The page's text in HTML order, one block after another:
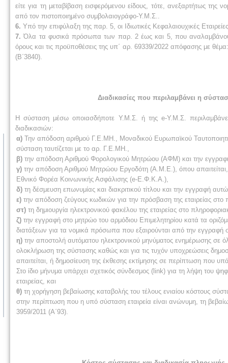
είτε για τη μεταβίβαση εισφερόμενου είδους, τότε, ανεξαρτήτως
από τον πιστοποιημένο συμβολαιογράφο-Υ.Μ.Σ..
6. Υπό την επιφύλαξη της παρ. 5, οι Ιδιωτικές Κεφαλαιουχικές
7.Όλα τα φυσικά πρόσωπα των παρ. 2 έως και 5, που αναλαμβάνουν
όρους και τις προϋποθέσεις της υπ΄ αρ. 69339/2022 απόφασης με
(Β΄3840).
Διαδικασίες που περιλαμβάνει η
Η σύσταση μέσω οποιασδήποτε Υ.Μ.Σ. ή της e-Υ.Μ.Σ. περιλαμβάνει
διαδικασιών:
α) Την απόδοση αριθμού Γ.Ε.ΜΗ., Μοναδικού Ευρωπαϊκού
σύσταση ταυτίζεται με το αρ. Γ.Ε.ΜΗ.,
β) την απόδοση Αριθμού Φορολογικού Μητρώου (ΑΦΜ) και την εγγραφή
γ) την απόδοση Αριθμού Μητρώου Εργοδότη (Α.Μ.Ε.), όπου απαιτείται,
Εθνικό Φορέα Κοινωνικής Ασφάλισης (e-Ε.Φ.Κ.Α.),
δ) τη δέσμευση επωνυμίας και διακριτικού τίτλου και την εγγραφή
ε) την απόδοση ζεύγους κωδικών για την πρόσβαση της εταιρείας
στ) τη δημιουργία ηλεκτρονικού φακέλου της εταιρείας στο
ζ) την εγγραφή στο μητρώο του αρμόδιου Επιμελητηρίου κατά τα
διατάξεων για τα νομικά πρόσωπα που εξαιρούνται από την εγγραφή
η) την αποστολή αυτόματου ηλεκτρονικού μηνύματος ενημέρωσης σε
ολοκλήρωση της σύστασης καθώς και για τις τυχόν υποχρεώσεις
απαιτείται, ή δημοσίευση της έκθεσης εκτίμησης σε περίπτωση που
Στο ίδιο μήνυμα υπάρχει σχετικός σύνδεσμος (link) για τη λήψη του
εταιρείας, και
θ) τη χορήγηση βεβαίωσης καταβολής του τέλους ενιαίου κόστους
στην περίπτωση που η υπό σύσταση εταιρεία είναι ανώνυμη, τη
3959/2011 (Α΄93).